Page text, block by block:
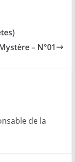
– N°01
de la